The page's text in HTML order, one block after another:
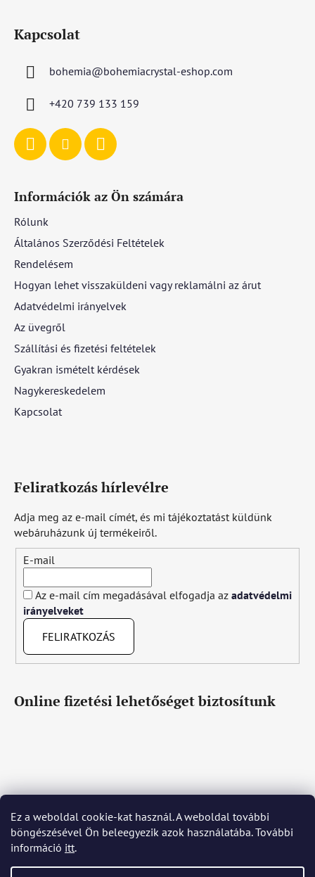
Ez a weboldal cookie-kat használ. A weboldal további
böngészésével Ön beleegyezik azok használatába. További
információ itt.
Kapcsolat
bohemia@bohemiacrystal-eshop.com
+420 739 133 159
Információk az Ön számára
Rólunk
Általános Szerződési Feltételek
Rendelésem
Hogyan lehet visszaküldeni vagy reklamálni az árut
Adatvédelmi irányelvek
Az üvegről
Szállítási és fizetési feltételek
Gyakran ismételt kérdések
Nagykereskedelem
Kapcsolat
Feliratkozás hírlevélre
Adja meg az e-mail címét, és mi tájékoztatást küldünk
webáruházunk új termékeiről.
E-mail
Az e-mail cím megadásával elfogadja az adatvédelmi
irányelveket
FELIRATKOZÁS
Online fizetési lehetőséget biztosítunk
Čeština Slovenčina English Deutsch Magyar
Język polski Română Italiano Español Français
Português
Nederlands Українська Ελληνικά Svenska Dansk